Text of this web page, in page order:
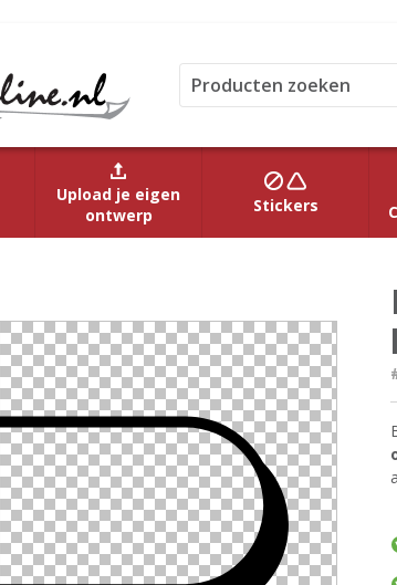
Upload je eigen
ontwerp
Stickers